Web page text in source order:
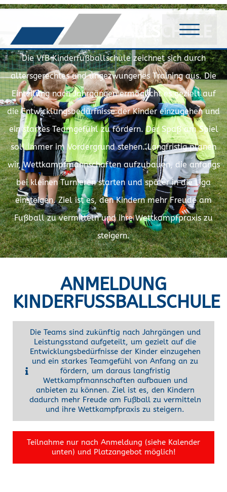
KINDERFUSSBALLSCHULE
Die VfB Kinderfußballschule zeichnet sich durch
altersgerechtes und ungezwungenes Training aus. Die
Einteilung nach Jahrgängen ermöglicht es gezielt auf
die Entwicklungsbedürfnisse der Kinder einzugehen und
ein starkes Teamgefühl zu fördern. Der Spaß am Spiel
soll immer im Vordergrund stehen. Langfristig planen
wir, Wettkampfmannschaften aufzubauen, die anfangs
bei kleinen Turnieren starten und später in die Liga
einsteigen. Ziel ist es, den Kindern mehr Freude am
Fußball zu vermitteln und ihre Wettkampfpraxis zu
steigern.
ANMELDUNG
KINDERFUSSBALLSCHULE
Die Teams sind zukünftig nach Jahrgängen und
Leistungsstand aufgeteilt, um gezielt auf die
Entwicklungsbedürfnisse der Kinder einzugehen
und ein starkes Teamgefühl von Anfang an zu
fördern, um daraus langfristig
Wettkampfmannschaften aufbauen und
anbieten zu können. Ziel ist es, den Kindern
dadurch mehr Freude am Fußball zu vermitteln
und ihre Wettkampfpraxis zu steigern.
Teilnahme nur nach Anmeldung (siehe Kalender
unten) und Platzangebot möglich!